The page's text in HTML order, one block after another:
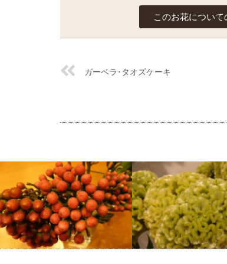
このお花につい
ガーベラ･タオズケーキ